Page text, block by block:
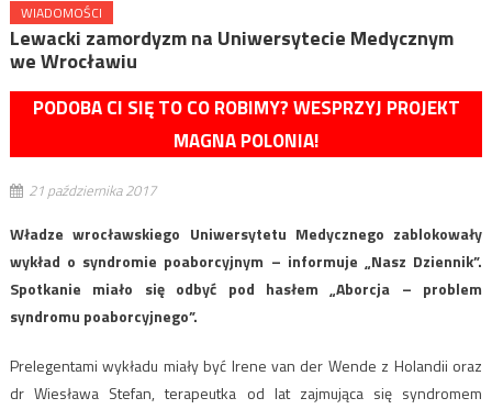
WIADOMOŚCI
Lewacki zamordyzm na Uniwersytecie Medycznym
we Wrocławiu
PODOBA CI SIĘ TO CO ROBIMY? WESPRZYJ PROJEKT
MAGNA POLONIA!
21 października 2017
Władze wrocławskiego Uniwersytetu Medycznego zablokowały
wykład o syndromie poaborcyjnym – informuje „Nasz Dziennik”.
Spotkanie miało się odbyć pod hasłem „Aborcja – problem
syndromu poaborcyjnego”.
Prelegentami wykładu miały być Irene van der Wende z Holandii oraz
dr Wiesława Stefan, terapeutka od lat zajmująca się syndromem